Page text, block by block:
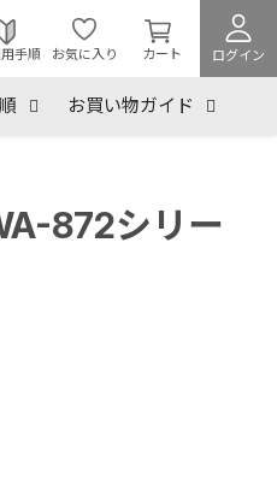
手順 お気に入り カート
カ
ー
を
ログイン
お買い物ガイド
872シリー